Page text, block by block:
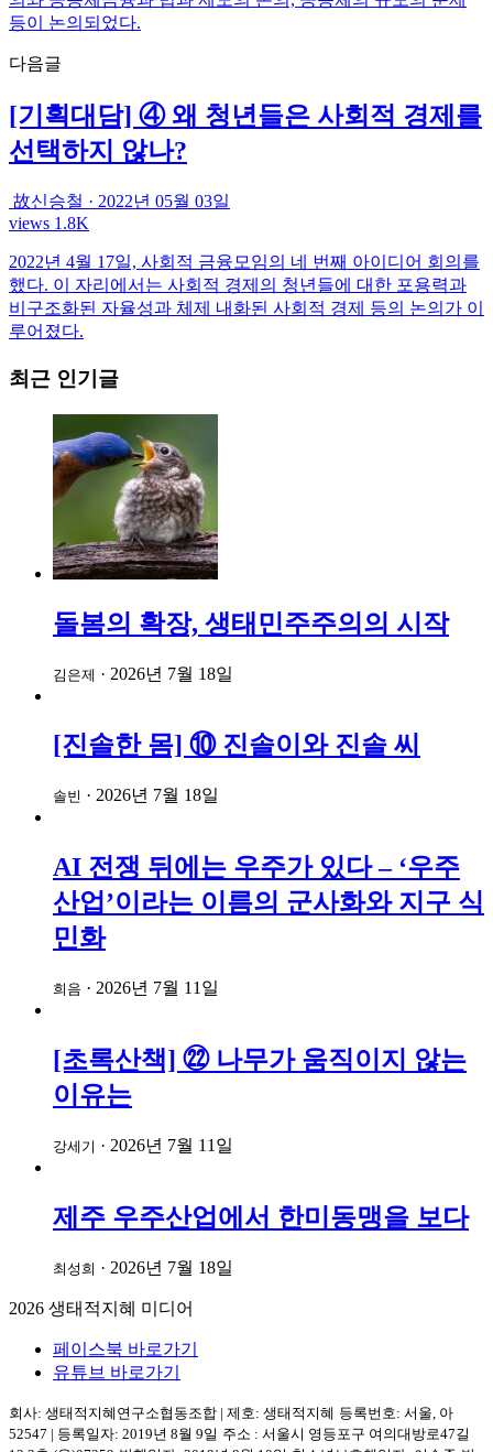
등이 논의되었다.
다음글
[기획대담] ④ 왜 청년들은 사회적 경제를
선택하지 않나?
故신승철 · 2022년 05월 03일
views 1.8K
2022년 4월 17일, 사회적 금융모임의 네 번째 아이디어 회의를
했다. 이 자리에서는 사회적 경제의 청년들에 대한 포용력과
비구조화된 자율성과 체제 내화된 사회적 경제 등의 논의가 이
루어졌다.
최근 인기글
돌봄의 확장, 생태민주주의의 시작
김은제 · 2026년 7월 18일
[진솔한 몸] ⑩ 진솔이와 진솔 씨
솔빈 · 2026년 7월 18일
AI 전쟁 뒤에는 우주가 있다 – ‘우주
산업’이라는 이름의 군사화와 지구 식
민화
희음 · 2026년 7월 11일
[초록산책] ㉒ 나무가 움직이지 않는
이유는
강세기 · 2026년 7월 11일
제주 우주산업에서 한미동맹을 보다
최성희 · 2026년 7월 18일
2026 생태적지혜 미디어
페이스북 바로가기
유튜브 바로가기
회사: 생태적지혜연구소협동조합 | 제호: 생태적지혜 등록번호: 서울, 아
52547 | 등록일자: 2019년 8월 9일 주소 : 서울시 영등포구 여의대방로47길